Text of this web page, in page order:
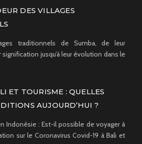
DES VILLAGES
traditionnels de Sumba, de leur
jusqu’à leur évolution dans le
ET TOURISME : QUELLES
AUJOURD’HUI ?
Indonésie : Est-il possible de voyager à
sur le Coronavirus Covid-19 à Bali et